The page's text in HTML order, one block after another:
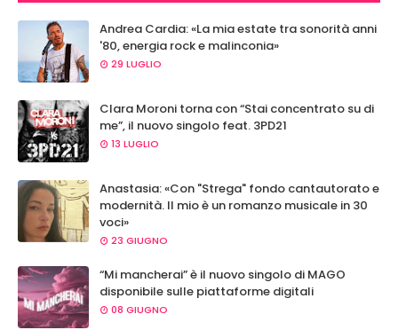
Andrea Cardia: «La mia estate tra sonorità anni
'80, energia rock e malinconia»
29 LUGLIO
Clara Moroni torna con “Stai concentrato su di
me”, il nuovo singolo feat. 3PD21
13 LUGLIO
Anastasia: «Con "Strega" fondo cantautorato e
modernità. Il mio è un romanzo musicale in 30
voci»
23 GIUGNO
“Mi mancherai” è il nuovo singolo di MAGO
disponibile sulle piattaforme digitali
08 GIUGNO